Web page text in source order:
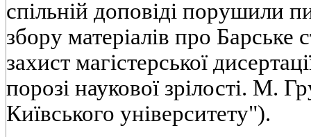
спільній доповіді порушили
збору матеріалів про Барське
захист магістерської
порозі наукової зрілості. М.
Київського університету").